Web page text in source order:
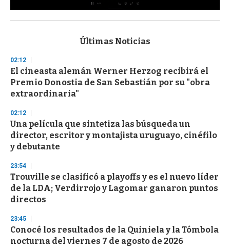
s
d
s
o
f
3
s
e
c
o
n
d
Últimas Noticias
02:12
El cineasta alemán Werner Herzog recibirá el
Premio Donostia de San Sebastián por su "obra
extraordinaria"
02:12
Una película que sintetiza las búsqueda un
director, escritor y montajista uruguayo, cinéfilo
y debutante
23:54
Trouville se clasificó a playoffs y es el nuevo líder
de la LDA; Verdirrojo y Lagomar ganaron puntos
directos
23:45
Conocé los resultados de la Quiniela y la Tómbola
nocturna del viernes 7 de agosto de 2026